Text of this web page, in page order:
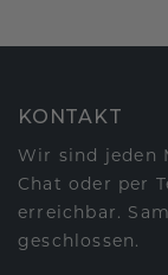
KONTAKT
Wir sind jeden
Chat oder per
erreichbar.
geschlossen.